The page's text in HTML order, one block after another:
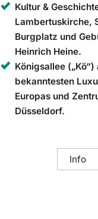
Kultur &
Lambertuskirche,
Burgplatz und
Heinrich Heine.
Königsallee
bekanntesten
Europas und
Düsseldorf.
Info